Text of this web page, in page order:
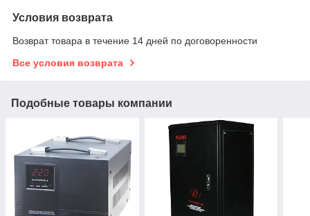
Условия возврата
Возврат товара в течение 14 дней по договоренности
Все условия возврата
Подобные товары компании